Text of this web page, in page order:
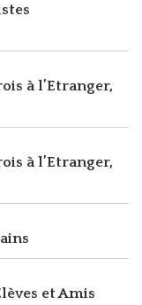
à l’Etranger,
à l’Etranger,
et Amis